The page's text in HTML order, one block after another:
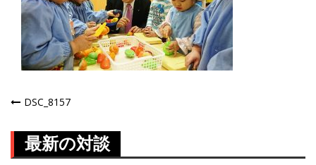
投
稿
ナ
DSC_8157
最新の対談